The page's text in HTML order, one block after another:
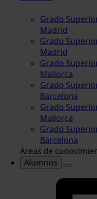
Grado
Madrid
Grado
Madrid
Grado
Mallorca
Grado
Barcelona
Grado
Mallorca
Grado
Barcelona
Áreas de
Alumnos